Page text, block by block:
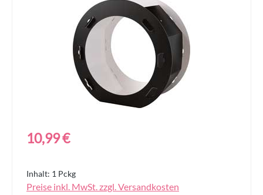
Regulärer Preis:
10,99 €
Inhalt: 1 Pckg
Preise inkl. MwSt. zzgl. Versandkosten